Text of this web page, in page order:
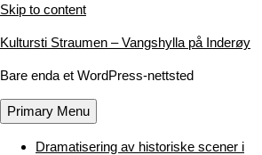
Skip to content
Kultursti Straumen – Vangshylla på Inderøy
Bare enda et WordPress-nettsted
Primary Menu
Dramatisering av historiske scener i